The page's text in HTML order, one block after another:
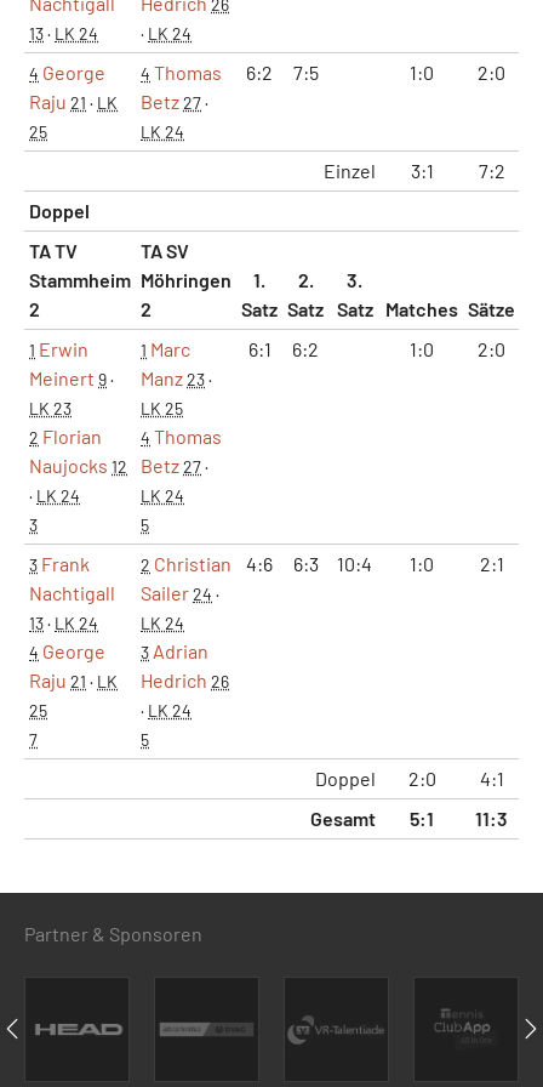
13· LK 24
26
· LK 24
4 George
Raju 21 · LK
25
4 Thomas
Betz27·
LK 24
6:2 7:5 1:0 2:0
Einzel 3:1 7:2
Doppel
TA TV
Stammheim
2
TA SV
Möhringen
2
1.
Satz
2.
Satz
3.
Satz
Matches Sätze
1 Erwin
Meinert 9·
LK 23
2 Florian
Naujocks 12
· LK 24
3
1 Marc
Manz23·
LK 25
4 Thomas
Betz27·
LK 24
5
6:1 6:2 1:0 2:0
3 Frank
Nachtigall
13· LK 24
4 George
Raju 21 · LK
25
7
2 Christian
Sailer24 ·
LK 24
3 Adrian
Hedrich 26
· LK 24
5
4:6 6:3 10:4 1:0 2:1
Doppel 2:0 4:1
Gesamt
5:1 11:3
Partner & Sponsoren